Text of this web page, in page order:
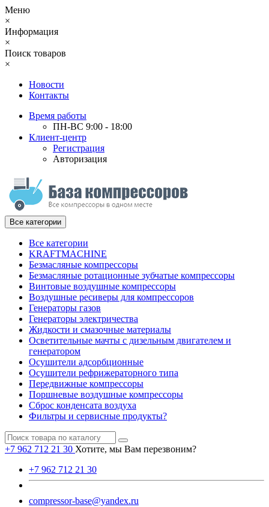
Меню
×
Информация
×
Поиск товаров
×
Новости
Контакты
Время работы
ПН-ВС 9:00 - 18:00
Клиент-центр
Регистрация
Авторизация
Все категории
Все категории
KRAFTMACHINE
Безмасляные компрессоры
Безмасляные ротационные зубчатые компрессоры
Винтовые воздушные компрессоры
Воздушные ресиверы для компрессоров
Генераторы газов
Генераторы электричества
Жидкости и смазочные материалы
Осветительные мачты с дизельным двигателем и
генератором
Осушители адсорбционные
Осушители рефрижераторного типа
Передвижные компрессоры
Поршневые воздушные компрессоры
Сброс конденсата воздуха
Фильтры и сервисные продукты?
+7 962 712 21 30 Хотите, мы Вам перезвоним?
+7 962 712 21 30
compressor-base@yandex.ru